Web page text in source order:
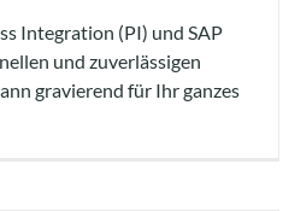
Integration (PI) und SAP
und zuverlässigen
gravierend für Ihr ganzes